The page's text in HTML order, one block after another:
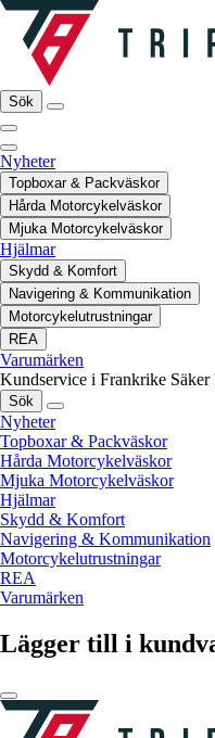
Sök
Nyheter
Topboxar & Packväskor
Hårda Motorcykelväskor
Mjuka Motorcykelväskor
Hjälmar
Skydd & Komfort
Navigering & Kommunikation
Motorcykelutrustningar
REA
Varumärken
Kundservice i Frankrike Säker
Sök
Nyheter
Topboxar & Packväskor
Hårda Motorcykelväskor
Mjuka Motorcykelväskor
Hjälmar
Skydd & Komfort
Navigering & Kommunikation
Motorcykelutrustningar
REA
Varumärken
Lägger till i